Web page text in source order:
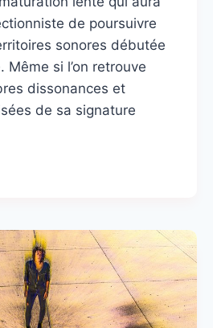
de poursuivre
sonores débutée
Même si l’on retrouve
dissonances et
de sa signature